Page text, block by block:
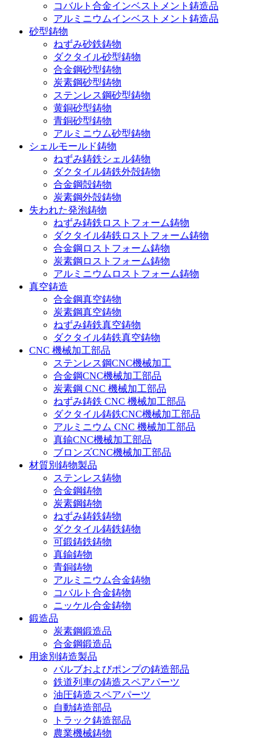
コバルト合金インベストメント鋳造品
アルミニウムインベストメント鋳造品
砂型鋳物
ねずみ砂鉄鋳物
ダクタイル砂型鋳物
合金鋼砂型鋳物
炭素鋼砂型鋳物
ステンレス鋼砂型鋳物
黄銅砂型鋳物
青銅砂型鋳物
アルミニウム砂型鋳物
シェルモールド鋳物
ねずみ鋳鉄シェル鋳物
ダクタイル鋳鉄外殻鋳物
合金鋼殻鋳物
炭素鋼外殻鋳物
失われた発泡鋳物
ねずみ鋳鉄ロストフォーム鋳物
ダクタイル鋳鉄ロストフォーム鋳物
合金鋼ロストフォーム鋳物
炭素鋼ロストフォーム鋳物
アルミニウムロストフォーム鋳物
真空鋳造
合金鋼真空鋳物
炭素鋼真空鋳物
ねずみ鋳鉄真空鋳物
ダクタイル鋳鉄真空鋳物
CNC 機械加工部品
ステンレス鋼CNC機械加工
合金鋼CNC機械加工部品
炭素鋼 CNC 機械加工部品
ねずみ鋳鉄 CNC 機械加工部品
ダクタイル鋳鉄CNC機械加工部品
アルミニウム CNC 機械加工部品
真鍮CNC機械加工部品
ブロンズCNC機械加工部品
材質別鋳物製品
ステンレス鋳物
合金鋼鋳物
炭素鋼鋳物
ねずみ鋳鉄鋳物
ダクタイル鋳鉄鋳物
可鍛鋳鉄鋳物
真鍮鋳物
青銅鋳物
アルミニウム合金鋳物
コバルト合金鋳物
ニッケル合金鋳物
鍛造品
炭素鋼鍛造品
合金鋼鍛造品
用途別鋳造製品
バルブおよびポンプの鋳造部品
鉄道列車の鋳造スペアパーツ
油圧鋳造スペアパーツ
自動鋳造部品
トラック鋳造部品
農業機械鋳物